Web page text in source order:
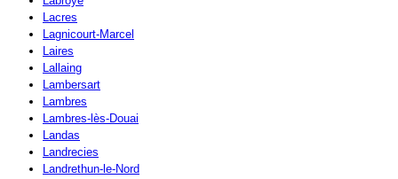
Lacres
Lagnicourt-Marcel
Laires
Lallaing
Lambersart
Lambres
Lambres-lès-Douai
Landas
Landrecies
Landrethun-le-Nord